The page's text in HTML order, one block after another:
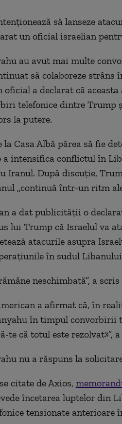
să lanseze
un oficial israelian
au avut mai multe
să colaboreze strâns
oficial a declarat că
telefonice dintre Trump
la putere.
Casa Albă părea să fie
a intensifica conflictul în
Iranul. După discuție,
„continuă într-un ritm
a dat publicității o
lui Trump că Israelul va
atacurile asupra
în sudul
neschimbată”, a
a afirmat că, în
în timpul convorbirii
te că totul este rezolvat»”,
nu a răspuns la
citate de Axios,
încetarea luptelor din
tensionate anterioare